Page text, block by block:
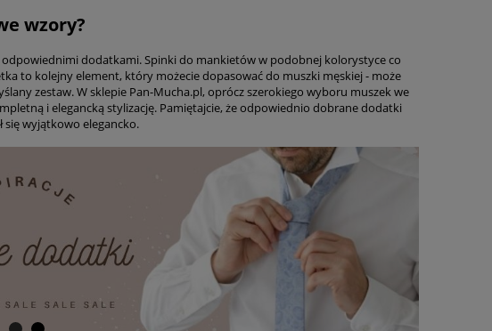
wzory?
dodatkami. Spinki do mankietów w podobnej kolorystyce co
to kolejny element, który możecie dopasować do muszki męskiej - może
zestaw. W sklepie Pan-Mucha.pl, oprócz szerokiego wyboru muszek we
i elegancką stylizację. Pamiętajcie, że odpowiednio dobrane dodatki
się wyjątkowo elegancko.